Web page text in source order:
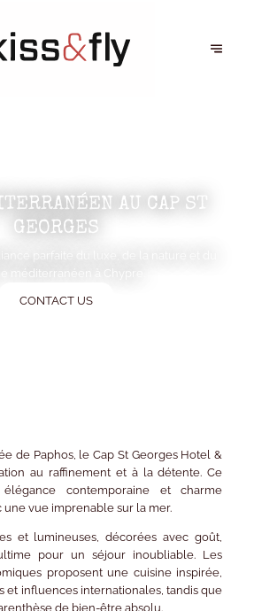
AU CAP ST
GEORGES
méditerranéen à Chypre.
CONTACT US
de Paphos, leCap St Georges Hotel &
au raffinement et à la détente. Ce
contemporaine et charme
vue imprenable sur la mer.
et lumineuses, décorées avec goût,
pour un séjour inoubliable. Les
proposent une cuisine inspirée,
et influences internationales, tandis que
de bien-être absolu.